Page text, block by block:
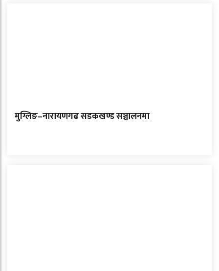
मुग्लिङ–नारायणगढ सडकखण्ड सञ्चालनमा